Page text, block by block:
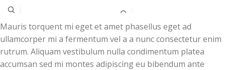
Mauris torquent mi eget et amet phasellus eget ad
ullamcorper mi a fermentum vel a a nunc consectetur enim
rutrum. Aliquam vestibulum nulla condimentum platea
accumsan sed mi montes adipiscing eu bibendum ante